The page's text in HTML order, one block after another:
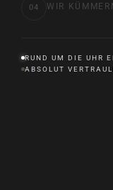
04 WIR
RUND UM DIE UHR
ABSOLUT